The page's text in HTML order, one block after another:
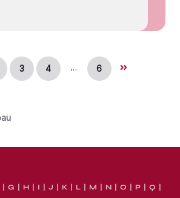
3 4 … 6
G H I J K L M N O P Q